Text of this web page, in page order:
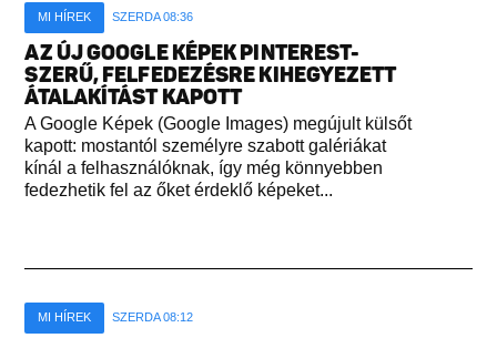
MI HÍREK SZERDA 08:36
AZ ÚJ GOOGLE KÉPEK PINTEREST-
SZERŰ, FELFEDEZÉSRE KIHEGYEZETT
ÁTALAKÍTÁST KAPOTT
A Google Képek (Google Images) megújult külsőt
kapott: mostantól személyre szabott galériákat
kínál a felhasználóknak, így még könnyebben
fedezhetik fel az őket érdeklő képeket...
MI HÍREK SZERDA 08:12